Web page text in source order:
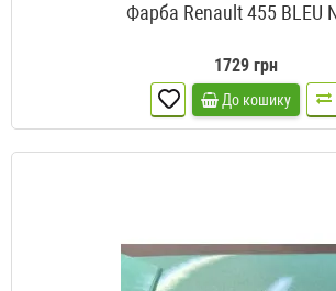
Фарба Renault 455 BLEU
1729 грн
До кошику